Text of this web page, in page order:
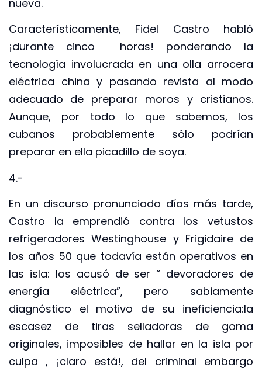
nueva.
Característicamente, Fidel Castro habló
¡durante cinco horas! ponderando la
tecnologìa involucrada en una olla arrocera
eléctrica china y pasando revista al modo
adecuado de preparar moros y cristianos.
Aunque, por todo lo que sabemos, los
cubanos probablemente sólo podrían
preparar en ella picadillo de soya.
4.-
En un discurso pronunciado días más tarde,
Castro la emprendió contra los vetustos
refrigeradores Westinghouse y Frigidaire de
los años 50 que todavía están operativos en
las isla: los acusó de ser “ devoradores de
energía eléctrica”, pero sabiamente
diagnóstico el motivo de su ineficiencia:la
escasez de tiras selladoras de goma
originales, imposibles de hallar en la isla por
culpa , ¡claro está!, del criminal embargo